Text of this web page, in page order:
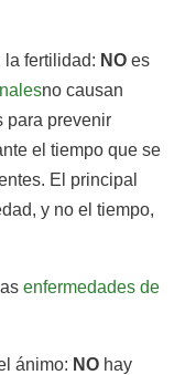
la fertilidad: NO es
no causan
para prevenir
el tiempo que se
El principal
y no el tiempo,
enfermedades de
ánimo: NO hay